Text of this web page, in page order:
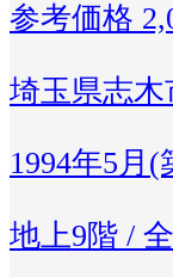
参考価格
埼玉県志木
1994年5月(
地上9階 /